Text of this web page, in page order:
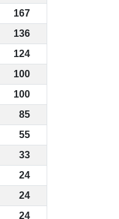
167
136
124
100
100
85
55
33
24
24
24